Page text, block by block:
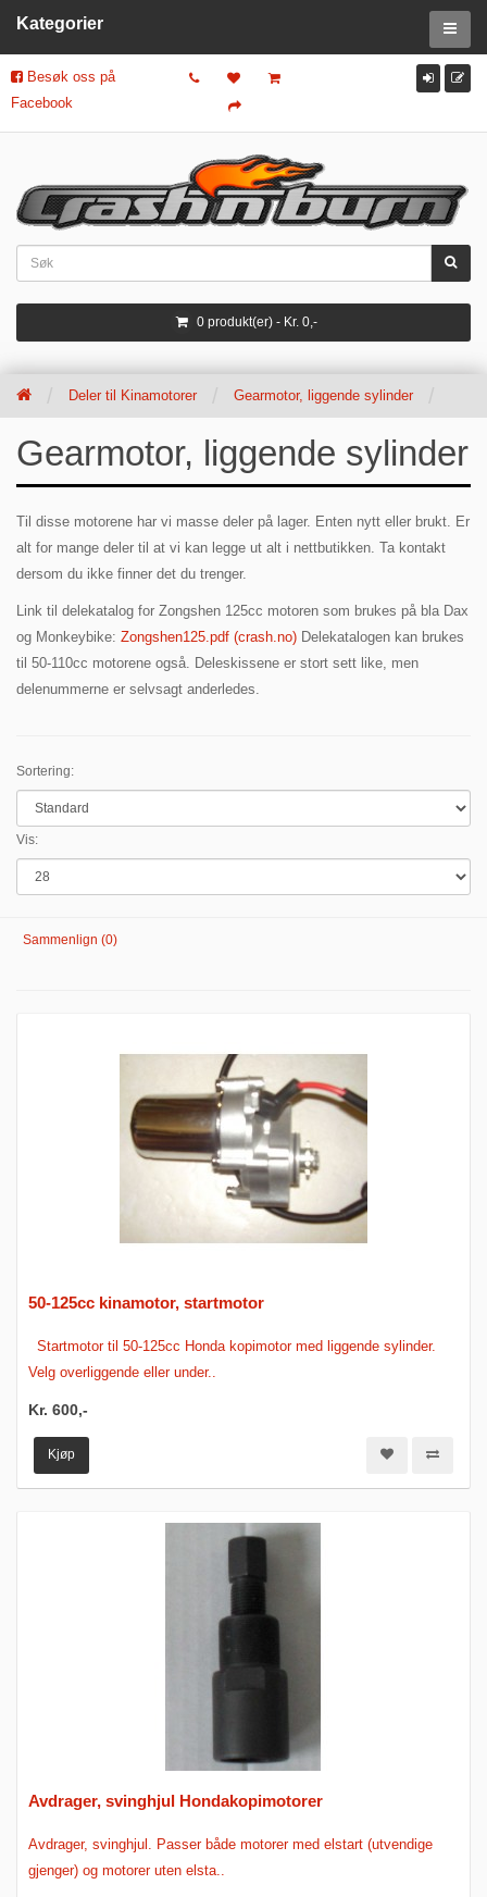
Besøk oss på
Facebook
0 produkt(er) - Kr. 0,-
Kategorier
Deler til Kinamotorer Gearmotor, liggende sylinder
Gearmotor, liggende sylinder
Til disse motorene har vi masse deler på lager. Enten nytt eller brukt. Er
alt for mange deler til at vi kan legge ut alt i nettbutikken. Ta kontakt
dersom du ikke finner det du trenger.
Link til delekatalog for Zongshen 125cc motoren som brukes på bla Dax
og Monkeybike: Zongshen125.pdf (crash.no) Delekatalogen kan brukes
til 50-110cc motorene også. Deleskissene er stort sett like, men
delenummerne er selvsagt anderledes.
Sortering:
Vis:
Sammenlign (0)
50-125cc kinamotor, startmotor
Startmotor til 50-125cc Honda kopimotor med liggende sylinder.
Velg overliggende eller under..
Kr. 600,-
Kjøp
Avdrager, svinghjul Hondakopimotorer
Avdrager, svinghjul. Passer både motorer med elstart (utvendige
gjenger) og motorer uten elsta..